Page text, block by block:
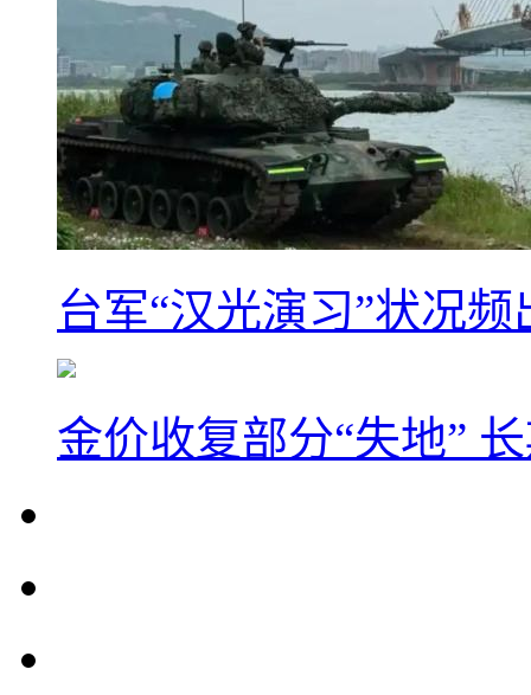
台军“汉光演习”状况
金价收复部分“失地”